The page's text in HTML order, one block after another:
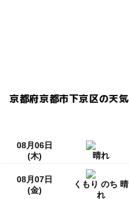
京都府京都市下京区の天気
08月06日
(木)
晴れ
08月07日
(金)
くもり のち 晴
れ